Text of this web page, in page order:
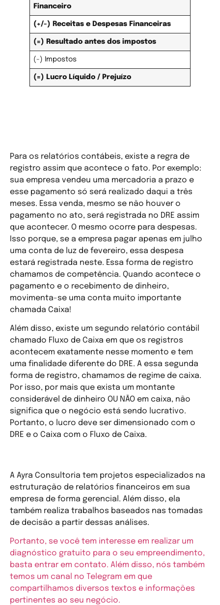
Financeiro
(+/-) Receitas e Despesas Financeiras
(=) Resultado antes dos impostos
(-) Impostos
(=) Lucro Líquido / Prejuízo
Para os relatórios contábeis, existe a regra de
registro assim que acontece o fato. Por exemplo:
sua empresa vendeu uma mercadoria a prazo e
esse pagamento só será realizado daqui a três
meses. Essa venda, mesmo se não houver o
pagamento no ato, será registrada no DRE assim
que acontecer. O mesmo ocorre para despesas.
Isso porque, se a empresa pagar apenas em julho
uma conta de luz de fevereiro, essa despesa
estará registrada neste. Essa forma de registro
chamamos de competência. Quando acontece o
pagamento e o recebimento de dinheiro,
movimenta-se uma conta muito importante
chamada Caixa!
Além disso, existe um segundo relatório contábil
chamado Fluxo de Caixa em que os registros
acontecem exatamente nesse momento e tem
uma finalidade diferente do DRE. A essa segunda
forma de registro, chamamos de regime de caixa.
Por isso, por mais que exista um montante
considerável de dinheiro OU NÃO em caixa, não
significa que o negócio está sendo lucrativo.
Portanto, o lucro deve ser dimensionado com o
DRE e o Caixa com o Fluxo de Caixa.
A Ayra Consultoria tem projetos especializados na
estruturação de relatórios financeiros em sua
empresa de forma gerencial. Além disso, ela
também realiza trabalhos baseados nas tomadas
de decisão a partir dessas análises.
Portanto, se você tem interesse em realizar um
diagnóstico gratuito para o seu empreendimento,
basta entrar em contato. Além disso, nós também
temos um canal no Telegram em que
compartilhamos diversos textos e informações
pertinentes ao seu negócio.